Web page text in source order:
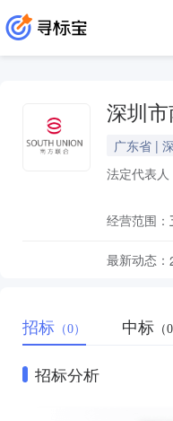
深圳
广东省 |
法定代表人
经营范围：
最新动态：
招标 （0） 中标 （
招标分析